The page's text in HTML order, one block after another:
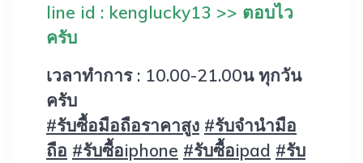
line id : kenglucky13 >> ตอบไว
ครับ
เวลาทำการ : 10.00-21.00น ทุกวัน
ครับ
‪#‎รับซื้อมือถือราคาสูง‬ ‪#‎รับจำนำมือ
ถือ‬ ‪#‎รับซื้อiphone‬ ‪#‎รับซื้อipad‬ ‪#‎รับ